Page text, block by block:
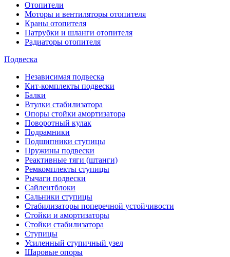
Отопители
Моторы и вентиляторы отопителя
Краны отопителя
Патрубки и шланги отопителя
Радиаторы отопителя
Подвеска
Независимая подвеска
Кит-комплекты подвески
Балки
Втулки стабилизатора
Опоры стойки амортизатора
Поворотный кулак
Подрамники
Подшипники ступицы
Пружины подвески
Реактивные тяги (штанги)
Ремкомплекты ступицы
Рычаги подвески
Сайлентблоки
Сальники ступицы
Стабилизаторы поперечной устойчивости
Стойки и амортизаторы
Стойки стабилизатора
Ступицы
Усиленный ступичный узел
Шаровые опоры